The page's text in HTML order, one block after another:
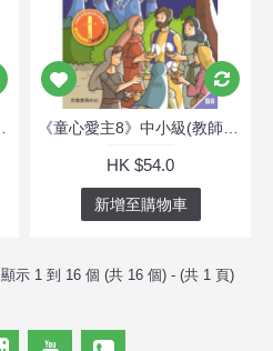
HK $54.0
新增至購物車
顯示 1 到 16 個 (共 16 個) - (共 1 頁)